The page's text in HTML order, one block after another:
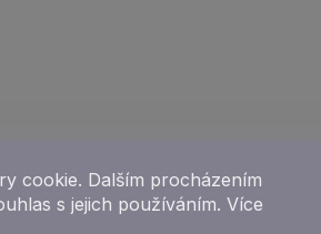
cookie. Dalším procházením
s jejich používáním. Více